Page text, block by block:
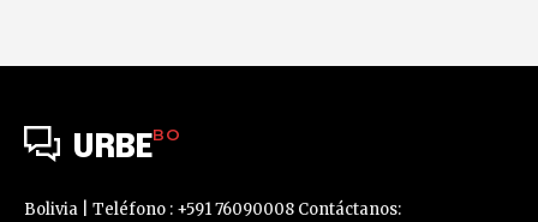
URBEBO
Bolivia | Teléfono : +591 76090008 Contáctanos: